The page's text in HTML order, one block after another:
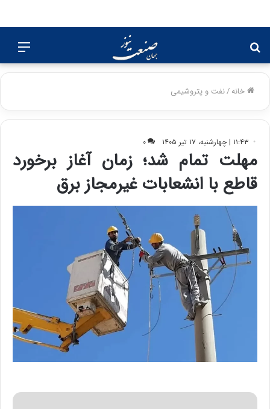
برای
خانه/نفت و پتروشیمی
۱۱:۴۳ | چهارشنبه، ۱۷ تیر ۱۴۰۵ ۰
مهلت تمام شد؛ زمان آغاز برخورد
قاطع با انشعابات غیرمجاز برق